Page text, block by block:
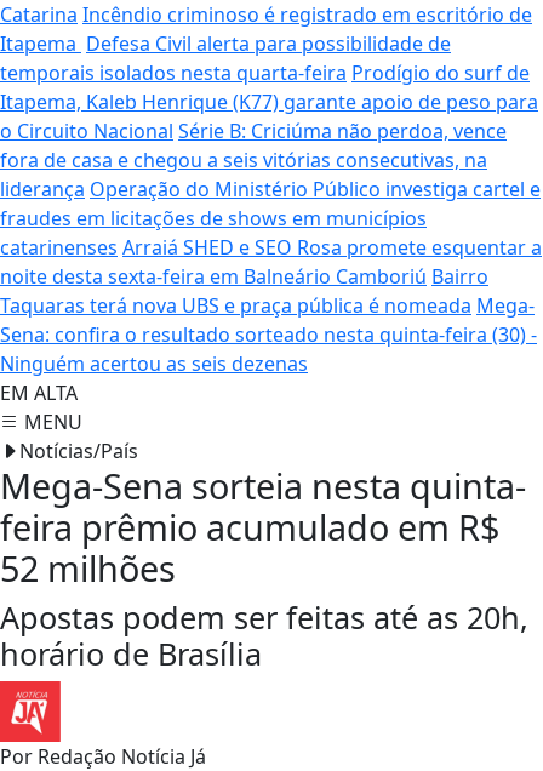
Catarina Incêndio criminoso é registrado em escritório de
Itapema Defesa Civil alerta para possibilidade de
temporais isolados nesta quarta-feira Prodígio do surf de
Itapema, Kaleb Henrique (K77) garante apoio de peso para
o Circuito Nacional Série B: Criciúma não perdoa, vence
fora de casa e chegou a seis vitórias consecutivas, na
liderança Operação do Ministério Público investiga cartel e
fraudes em licitações de shows em municípios
catarinenses Arraiá SHED e SEO Rosa promete esquentar a
noite desta sexta-feira em Balneário Camboriú Bairro
Taquaras terá nova UBS e praça pública é nomeada Mega-
Sena: confira o resultado sorteado nesta quinta-feira (30) -
Ninguém acertou as seis dezenas
EM ALTA
MENU
Notícias/País
Mega-Sena sorteia nesta quinta-
feira prêmio acumulado em R$
52 milhões
Apostas podem ser feitas até as 20h,
horário de Brasília
Por Redação Notícia Já